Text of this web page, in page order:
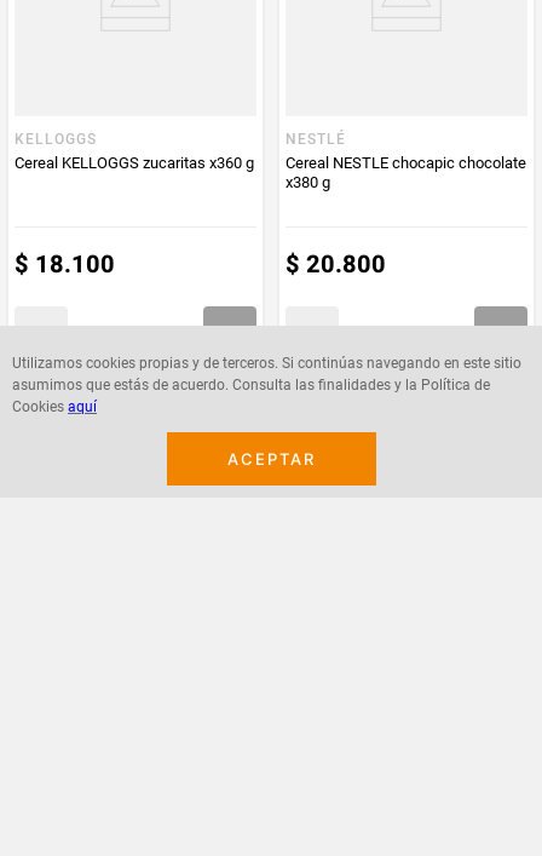
Utilizamos cookies propias y de terceros. Si continúas navegando en este sitio
asumimos que estás de acuerdo. Consulta las finalidades y la Política de
Cookies aquí
ACEPTAR
KELLOGGS
Cereal KELLOGGS zucaritas x360 g
$ 18.100
NESTLÉ
Cereal NESTLE chocapic chocolate
x380 g
$ 20.800